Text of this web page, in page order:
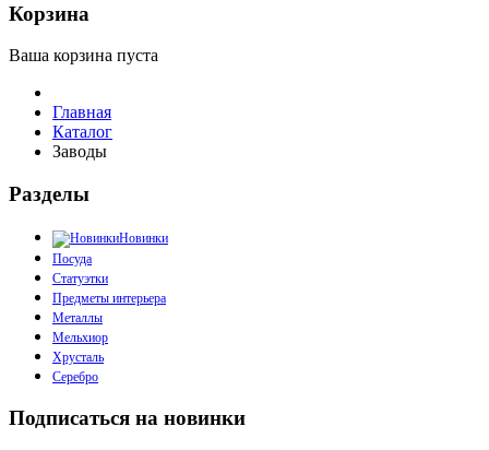
Корзина
Ваша корзина пуста
Главная
Каталог
Заводы
Разделы
Новинки
Посуда
Статуэтки
Предметы интерьера
Металлы
Мельхиор
Хрусталь
Серебро
Подписаться на новинки